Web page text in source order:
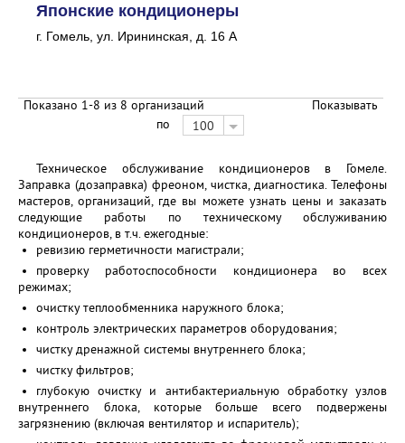
Японские кондиционеры
г. Гомель, ул. Ирининская, д. 16 А
Показано 1-8 из 8 организаций
Показывать
по
100
Техническое обслуживание кондиционеров в Гомеле.
Заправка (дозаправка) фреоном, чистка, диагностика. Телефоны
мастеров, организаций, где вы можете узнать цены и заказать
следующие работы по техническому обслуживанию
кондиционеров, в т.ч. ежегодные:
ревизию герметичности магистрали;
проверку работоспособности кондиционера во всех
режимах;
очистку теплообменника наружного блока;
контроль электрических параметров оборудования;
чистку дренажной системы внутреннего блока;
чистку фильтров;
глубокую очистку и антибактериальную обработку узлов
внутреннего блока, которые больше всего подвержены
загрязнению (включая вентилятор и испаритель);